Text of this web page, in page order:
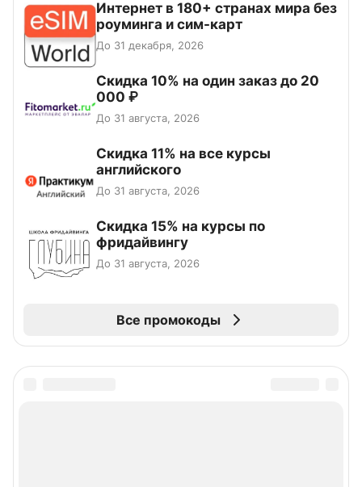
Интернет в 180+ странах мира без
роуминга и сим-карт
До 31 декабря, 2026
Скидка 10% на один заказ до 20
000 ₽
До 31 августа, 2026
Скидка 11% на все курсы
английского
До 31 августа, 2026
Скидка 15% на курсы по
фридайвингу
До 31 августа, 2026
Все промокоды